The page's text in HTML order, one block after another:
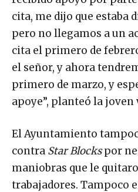
cita, me dijo que estaba
pero no llegamos a un
cita el primero de
el señor, y ahora
primero de marzo, y
apoye”, planteó la joven
El Ayuntamiento
contra Star Blockspor
maniobras que le
trabajadores. Tampoco